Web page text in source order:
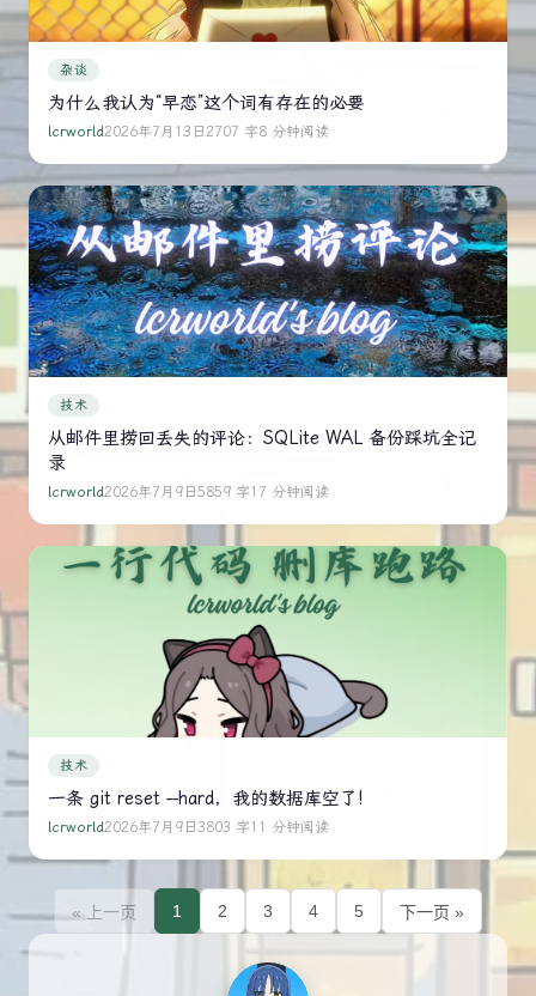
杂谈
为什么我认为“早恋”这个词有存在的必要
lcrworld2026年7月13日2707 字8 分钟阅读
技术
从邮件里捞回丢失的评论：SQLite WAL 备份踩坑全记
录
lcrworld2026年7月9日5859 字17 分钟阅读
技术
一条 git reset --hard，我的数据库空了!
lcrworld2026年7月9日3803 字11 分钟阅读
« 上一页 1 2 3 4 5 下一页 »